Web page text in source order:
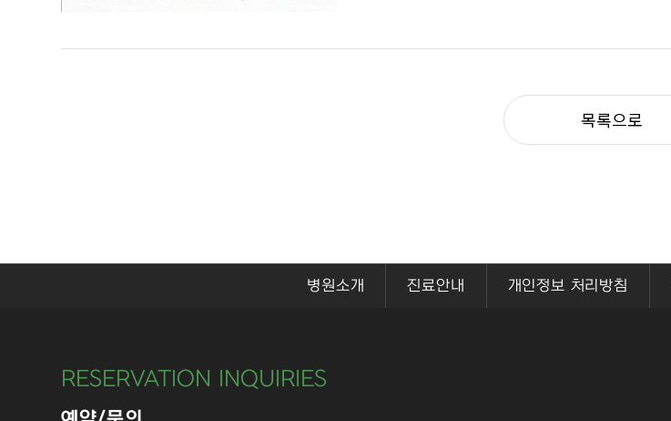
목록으로
병원소개 진료안내 개인정보 처리방침
RESERVATION INQUIRIES